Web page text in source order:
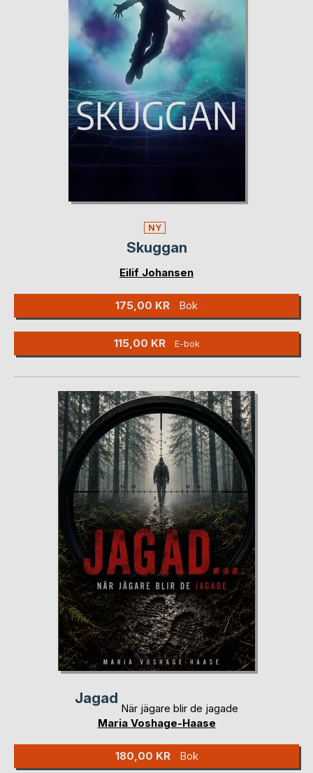
NY
Skuggan
Eilif Johansen
175,00 KR Bok
115,00 KR E-bok
Jagad
När jägare blir de jagade
Maria Voshage-Haase
180,00 KR Bok